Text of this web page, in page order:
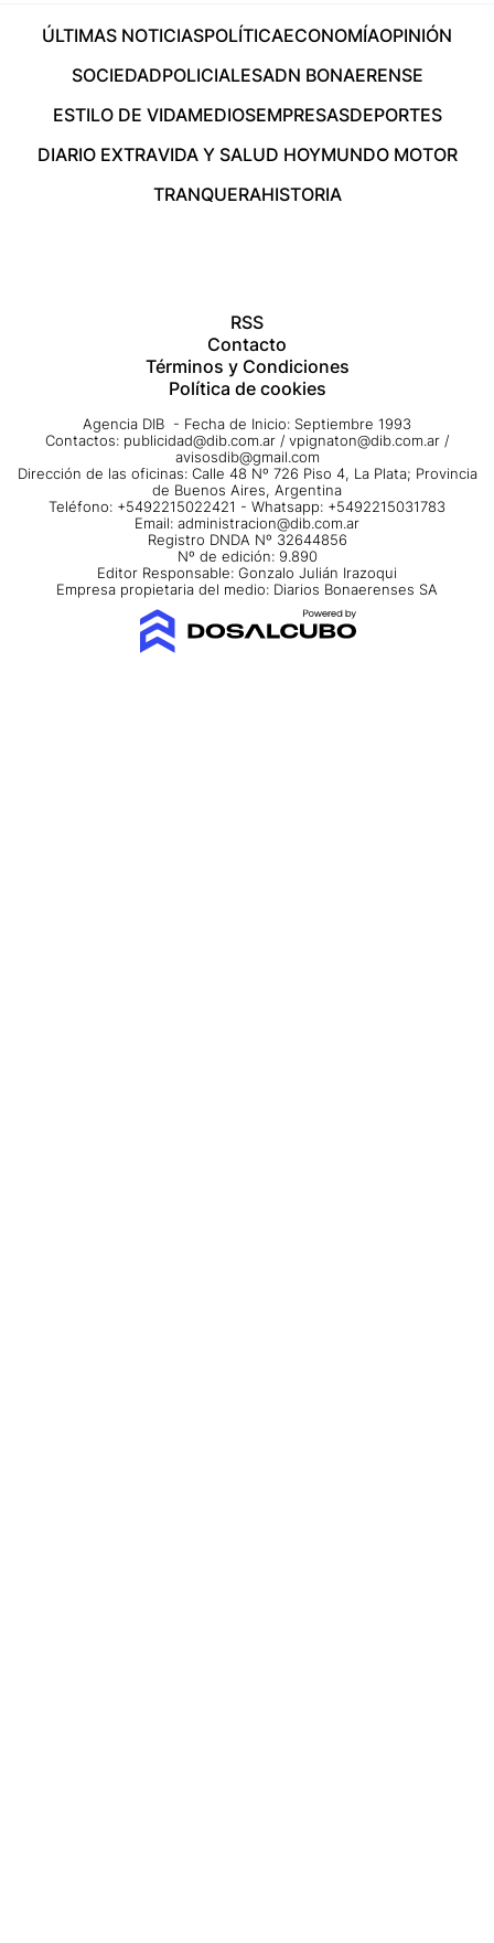
ÚLTIMAS NOTICIASPOLÍTICAECONOMÍAOPINIÓN
SOCIEDADPOLICIALESADN BONAERENSE
ESTILO DE VIDAMEDIOSEMPRESASDEPORTES
DIARIO EXTRAVIDA Y SALUD HOYMUNDO MOTOR
TRANQUERAHISTORIA
RSS
Contacto
Términos y Condiciones
Política de cookies
Agencia DIB - Fecha de Inicio: Septiembre 1993
Contactos: publicidad@dib.com.ar / vpignaton@dib.com.ar /
avisosdib@gmail.com
Dirección de las oficinas: Calle 48 Nº 726 Piso 4, La Plata; Provincia
de Buenos Aires, Argentina
Teléfono: +5492215022421 - Whatsapp: +5492215031783
Email: administracion@dib.com.ar
Registro DNDA Nº 32644856
Nº de edición: 9.890
Editor Responsable: Gonzalo Julián Irazoqui
Empresa propietaria del medio: Diarios Bonaerenses SA